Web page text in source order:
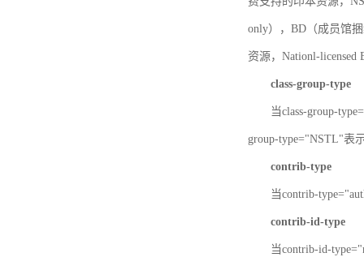
only），BD（成员馆
资源，Nationl-licensed
class-group-type
当class-group-
group-type="NSTL"表
contrib-type
当contrib-
contrib-id-type
当contrib-id-